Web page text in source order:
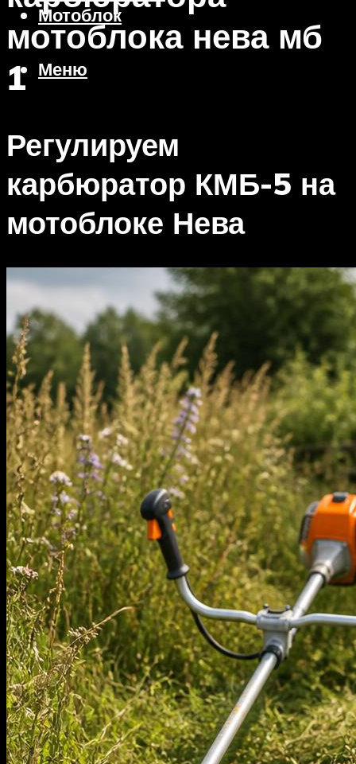
Мотоблок
Меню
мотоблока нева мб
1
Регулируем
карбюратор КМБ-5 на
мотоблоке Нева